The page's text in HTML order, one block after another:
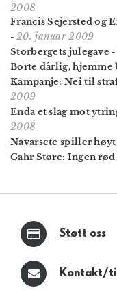
2008
Francis Sejersted og
- 20. januar 2009
Storbergets julegave -
Borte dårlig, hjemme
Kampanje: Nei til
2009
Enda et slag mot
2008
Navarsete spiller høyt
Gahr Støre: Ingen
Støtt oss
Kontakt/